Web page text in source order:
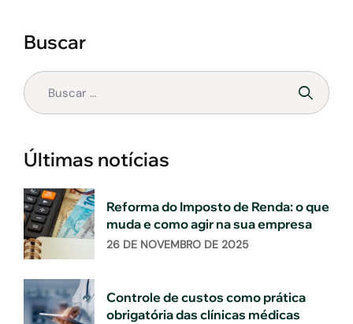
Buscar
Últimas notícias
Reforma do Imposto de Renda: o que
muda e como agir na sua empresa
26 DE NOVEMBRO DE 2025
Controle de custos como prática
obrigatória das clínicas médicas